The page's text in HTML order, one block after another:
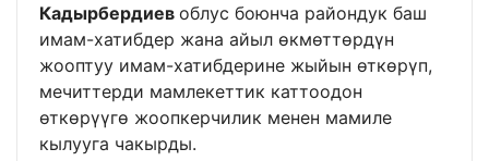
Кадырбердиев облус боюнча райондук баш
имам-хатибдер жана айыл өкмөттөрдүн
жооптуу имам-хатибдерине жыйын өткөрүп,
мечиттерди мамлекеттик каттоодон
өткөрүүгө жоопкерчилик менен мамиле
кылууга чакырды.